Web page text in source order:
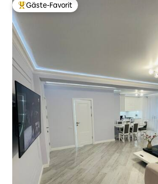
Beliebter Gäste-Favorit.
Gäste-Favorit